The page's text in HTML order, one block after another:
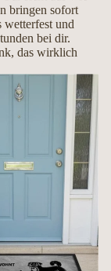
gefertigt. So entsteht
perfekt
bringen sofort
und
bei dir.
das wirklich